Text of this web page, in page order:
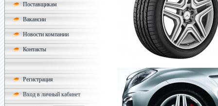
Поставщикам
Вакансии
Новости компании
Контакты
Регистрация
Вход в личный кабинет